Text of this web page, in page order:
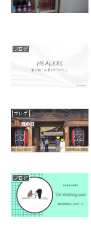
ブログ
ブログ
ブログ